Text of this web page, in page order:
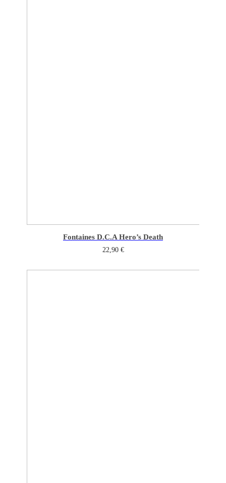
Fontaines D.C.A Hero’s Death
22,90 €